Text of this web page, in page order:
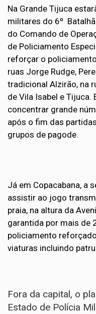
Na Grande Tijuca
militares do 6º
do Comando de
de Policiamento
reforçar o
ruas Jorge Rudge,
tradicional Alzirão, na
de Vila Isabel e
concentrar grande
após o fim das
grupos de pagode.
Já em Copacabana, a
assistir ao jogo
praia, na altura da
garantida por mais de
policiamento
viaturas incluindo
Fora da capital, o
Estado de Polícia